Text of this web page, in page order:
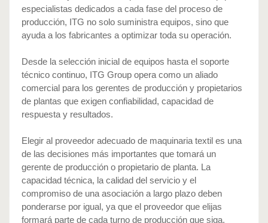
especialistas dedicados a cada fase del proceso de
producción, ITG no solo suministra equipos, sino que
ayuda a los fabricantes a optimizar toda su operación.
Desde la selección inicial de equipos hasta el soporte
técnico continuo, ITG Group opera como un aliado
comercial para los gerentes de producción y propietarios
de plantas que exigen confiabilidad, capacidad de
respuesta y resultados.
Elegir al proveedor adecuado de maquinaria textil es una
de las decisiones más importantes que tomará un
gerente de producción o propietario de planta. La
capacidad técnica, la calidad del servicio y el
compromiso de una asociación a largo plazo deben
ponderarse por igual, ya que el proveedor que elijas
formará parte de cada turno de producción que siga.